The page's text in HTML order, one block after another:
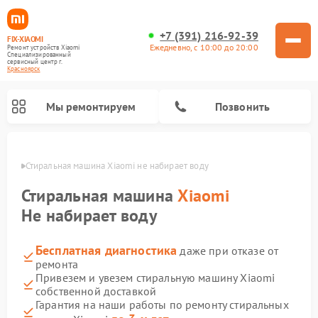
FIX-XIAOMI
Ремонт устройств Xiaomi
Специализированный
cервисный центр г.
Красноярск
+7 (391) 216-92-39
Ежедневно, с 10:00 до 20:00
Мы ремонтируем Позвонить
Стиральная машина Xiaomi не набирает воду
Стиральная машинаXiaomi
Не набирает воду
Бесплатная диагностика даже при отказе от
ремонта
Привезем и увезем стиральную машину Xiaomi
собственной доставкой
Гарантия на наши работы по ремонту стиральных